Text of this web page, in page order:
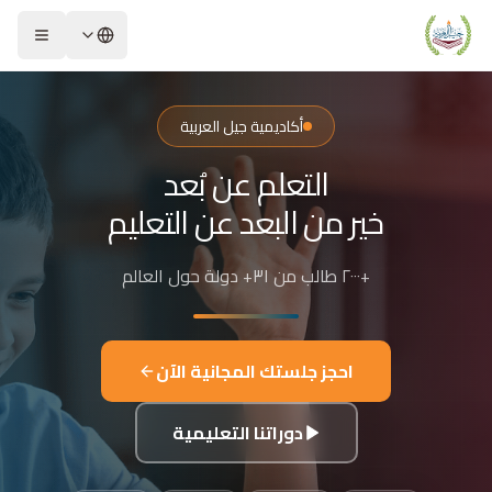
أكاديمية جيل العربية – Jeel Alarabiya Academy
أكاديمية جيل العربية هي منصة تعليمية عبر الإنترنت تأسست عام 2023، متخصصة في تعليم اللغة العربية وتجويد القرآن الكريم والتربية الإسلامية والعلوم للأطفال والبالغين من مختلف أنحاء العالم.
ما الذي تقدمه الأكاديمية؟
تعليم اللغة العربية للناطقين بها وغير الناطقين بها
تجويد وحفظ القرآن الكريم مع إجازات معتمدة
الدراسات الإسلامية والتربية الدينية
اللغة الإنجليزية والفرنسية
البرمجة وعلم الفلك والفنون
تفاصيل الدراسة
الفئات العمرية المستهدفة: من 4 سنوات حتى البالغين
شكل التعليم: مجموعات صغيرة 3-5 طلاب، أو حصص فردية
اللغات المستخدمة في التدريس: العربية، التركية، الإنجليزية، الفرنسية
الشريحة 2 من 4: التعلم عن بُعد خير من البعد عن التعليم
أكاديمية جيل العربية
التعلم عن بُعد
خير من البعد عن التعليم
+٢٠٠٠ طالب من ٣١+ دولة حول العالم
احجز جلستك المجانية الآن
دوراتنا التعليمية